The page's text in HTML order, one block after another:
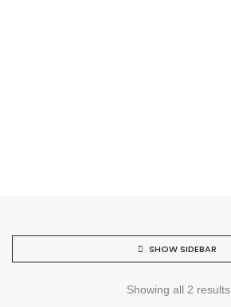
SHOW SIDEBAR
Showing all 2 results